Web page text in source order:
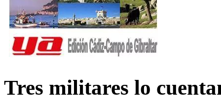
Tres militares lo